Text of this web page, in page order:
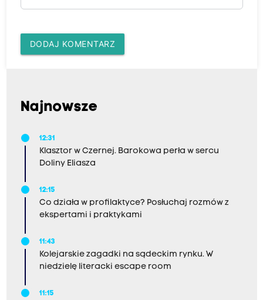
DODAJ KOMENTARZ
Najnowsze
12:31
Klasztor w Czernej. Barokowa perła w sercu
Doliny Eliasza
12:15
Co działa w profilaktyce? Posłuchaj rozmów z
ekspertami i praktykami
11:43
Kolejarskie zagadki na sądeckim rynku. W
niedzielę literacki escape room
11:15